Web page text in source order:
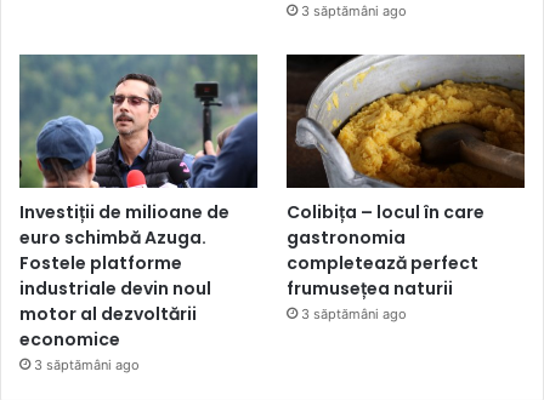
3 săptămâni ago
Investiții de milioane de
euro schimbă Azuga.
Fostele platforme
industriale devin noul
motor al dezvoltării
economice
3 săptămâni ago
Colibița – locul în care
gastronomia
completează perfect
frumusețea naturii
3 săptămâni ago